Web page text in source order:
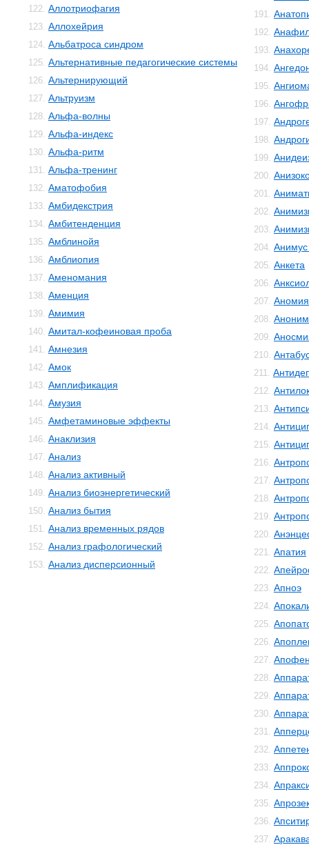
122. Аллотриофагия
123. Аллохейрия
124. Альбатроса синдром
125. Альтернативные педагогические системы
126. Альтернирующий
127. Альтруизм
128. Альфа-волны
129. Альфа-индекс
130. Альфа-ритм
131. Альфа-тренинг
132. Аматофобия
133. Амбидекстрия
134. Амбитенденция
135. Амблинойя
136. Амблиопия
137. Аменомания
138. Аменция
139. Амимия
140. Амитал-кофеиновая проба
141. Амнезия
142. Амок
143. Амплификация
144. Амузия
145. Амфетаминовые эффекты
146. Анаклизия
147. Анализ
148. Анализ активный
149. Анализ биоэнергетический
150. Анализ бытия
151. Анализ временных рядов
152. Анализ графологический
153. Анализ дисперсионный
191.
192.
193.
194.
195.
196.
197.
198.
199.
200.
201.
202.
203.
204.
205. Анкета
206.
207. Аномия
208.
209.
210.
211.
212.
213.
214.
215.
216.
217.
218.
219.
220.
221. Апатия
222.
223. Апноэ
224.
225.
226.
227.
228.
229.
230.
231.
232.
233.
234.
235.
236.
237.